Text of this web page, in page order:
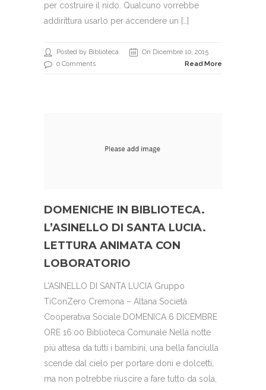
per costruire il nido. Qualcuno vorrebbe
addirittura usarlo per accendere un […]
Posted by Biblioteca
On Dicembre 10, 2015
0 Comments
Read More
DOMENICHE IN BIBLIOTECA.
L’ASINELLO DI SANTA LUCIA.
LETTURA ANIMATA CON
LOBORATORIO
L’ASINELLO DI SANTA LUCIA Gruppo
TiConZero Cremona – Altana Società
Cooperativa Sociale DOMENICA 6 DICEMBRE
ORE 16:00 Biblioteca Comunale Nella notte
più attesa da tutti i bambini, una bella fanciulla
scende dal cielo per portare doni e dolcetti,
ma non potrebbe riuscire a fare tutto da sola,